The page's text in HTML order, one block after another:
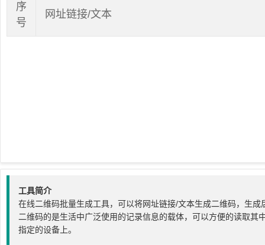
序
号
网址链接/文本
工具简介
在线二维码批量生成工具，可以将网址链接/文本生成二维码，生
二维码的是生活中广泛使用的记录信息的载体，可以方便的读取
指定的设备上。